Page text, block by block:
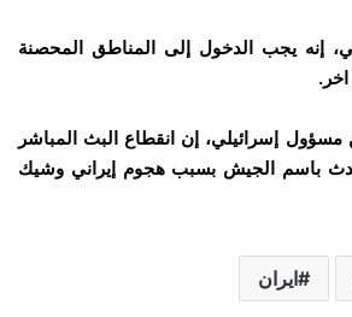
إنه يجب الدخول إلى المناطق المحصنة
مسؤول إسرائيلي، إن انقطاع البث المباشر
باسم الجيش بسبب هجوم إيراني وشيك
ايران